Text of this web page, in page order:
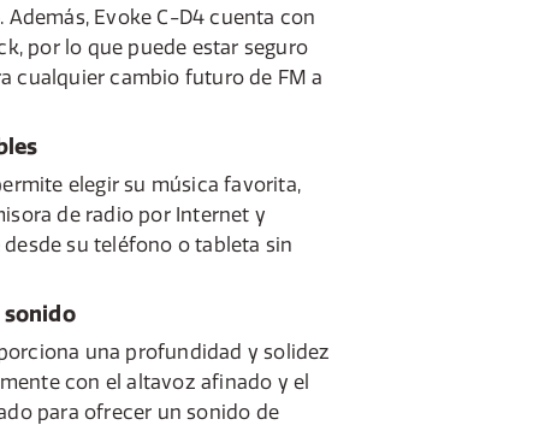
Evoke C-D4 cuenta con
por lo que puede estar seguro
cualquier cambio futuro de FM a
elegir su música favorita,
de radio por Internet y
su teléfono o tableta sin
sonido
una profundidad y solidez
con el altavoz afinado y el
para ofrecer un sonido de